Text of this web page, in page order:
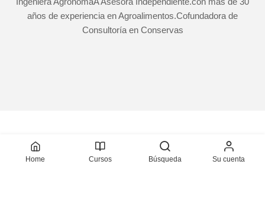
años de experiencia en Agroalimentos.Cofundadora de
Consultoría en Conservas
Home Cursos Búsqueda Su cuenta